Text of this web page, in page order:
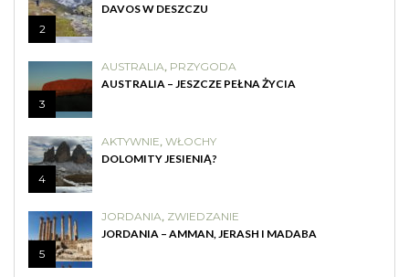
2
DAVOS W DESZCZU
3
AUSTRALIA, PRZYGODA
AUSTRALIA – JESZCZE PEŁNA ŻYCIA
4
AKTYWNIE, WŁOCHY
DOLOMITY JESIENIĄ?
5
JORDANIA, ZWIEDZANIE
JORDANIA – AMMAN, JERASH I MADABA